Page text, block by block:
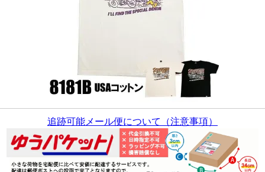
追跡可能メール便について（注意事項）